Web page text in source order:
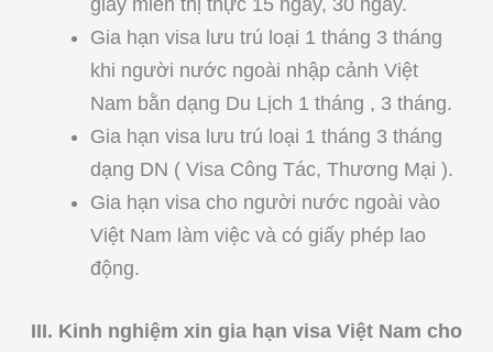
giấy miễn thị thực 15 ngày, 30 ngày.
Gia hạn visa lưu trú loại 1 tháng 3 tháng
khi người nước ngoài nhập cảnh Việt
Nam bằn dạng Du Lịch 1 tháng , 3 tháng.
Gia hạn visa lưu trú loại 1 tháng 3 tháng
dạng DN ( Visa Công Tác, Thương Mại ).
Gia hạn visa cho người nước ngoài vào
Việt Nam làm việc và có giấy phép lao
động.
III. Kinh nghiệm xin gia hạn visa Việt Nam cho